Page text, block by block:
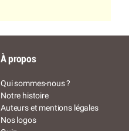
À propos
Qui sommes-nous ?
Notre histoire
Auteurs et mentions légales
Nos logos